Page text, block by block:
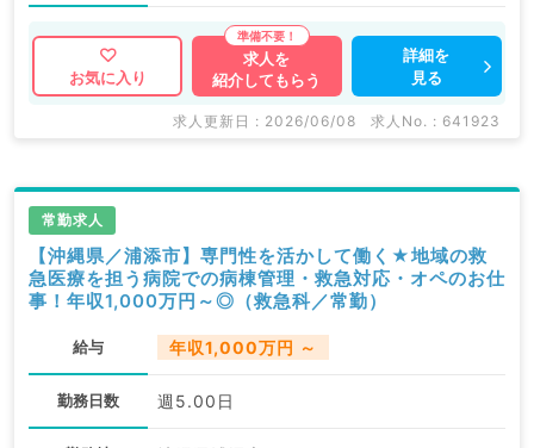
お気に入り
求人を
紹介してもらう
詳細を
見る
求人更新日 : 2026/06/08 求人No. : 641923
常勤求人
【沖縄県／浦添市】専門性を活かして働く★地域の救
急医療を担う病院での病棟管理・救急対応・オペのお仕
事！年収1,000万円～◎（救急科／常勤）
給与 年収1,000万円 ～
勤務日数 週5.00日